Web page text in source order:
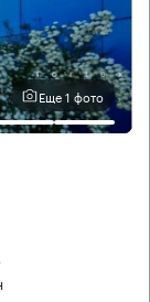
Еще 1 фото